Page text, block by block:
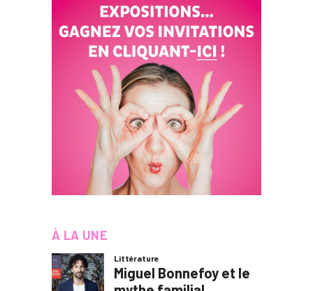
À LA UNE